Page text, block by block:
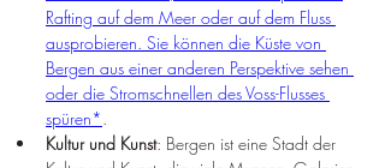
Rafting auf dem Meer oder auf dem Fluss
ausprobieren. Sie können die Küste von
Bergen aus einer anderen Perspektive sehen
oder die Stromschnellen des Voss-Flusses
spüren*
Kultur und Kunst: Bergen ist eine Stadt der